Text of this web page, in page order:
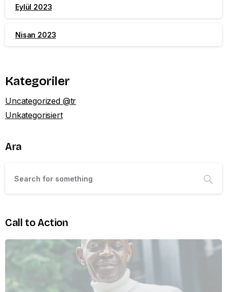
Eylül 2023
Nisan 2023
Kategoriler
Uncategorized @tr
Unkategorisiert
Ara
Call to Action